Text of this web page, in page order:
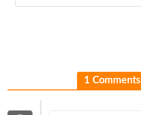
1 Comments